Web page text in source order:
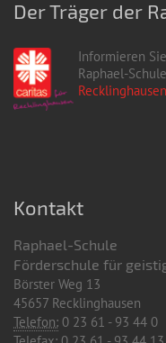
Der Träger der
Informieren
Raphael-
Recklinghausen
Kontakt
Raphael-Schule
Förderschule für
Börster Weg 13
45657 Recklinghausen
Telefon: 0 23 61 - 93 44 0